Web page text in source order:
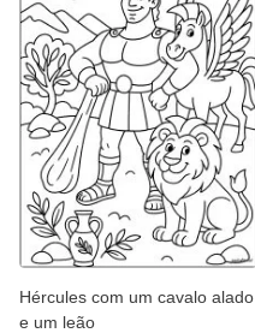
Hércules com um cavalo alado
e um leão